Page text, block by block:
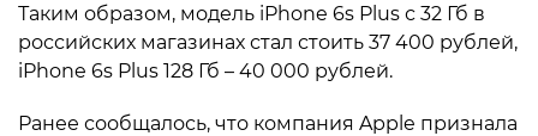
Таким образом, модель iPhone 6s Plus с 32 Гб в
российских магазинах стал стоить 37 400 рублей,
iPhone 6s Plus 128 Гб – 40 000 рублей.
Ранее сообщалось, что компания Apple признала